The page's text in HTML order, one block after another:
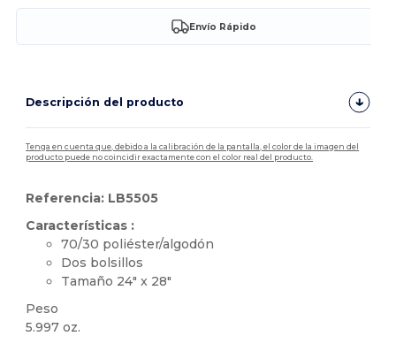
Envío Rápido
Descripción del producto
Tenga en cuenta que, debido a la calibración de la pantalla, el color de la imagen del
producto puede no coincidir exactamente con el color real del producto.
Referencia: LB5505
Características :
70/30 poliéster/algodón
Dos bolsillos
Tamaño 24" x 28"
Peso
5.997 oz.